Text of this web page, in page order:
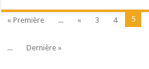
« Première ... « 3 4 5
...
Dernière »